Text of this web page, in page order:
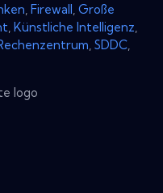
Firewall Große
Künstliche Intelligenz
SDDC